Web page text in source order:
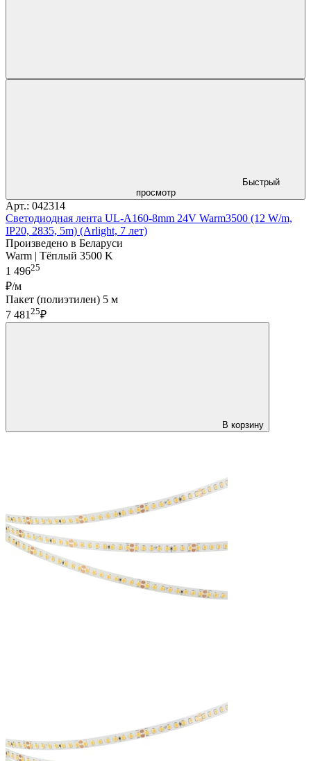
Быстрый
просмотр
Арт.: 042314
Светодиодная лента UL-A160-8mm 24V Warm3500 (12 W/m,
IP20, 2835, 5m) (Arlight, 7 лет)
Произведено в Беларуси
Warm | Тёплый 3500 K
1 49625
₽/м
Пакет (полиэтилен) 5 м
7 481 25₽
В корзину